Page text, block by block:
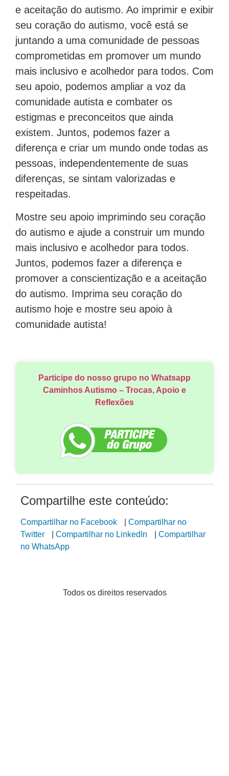
e aceitação do autismo. Ao imprimir e exibir
seu coração do autismo, você está se
juntando a uma comunidade de pessoas
comprometidas em promover um mundo
mais inclusivo e acolhedor para todos. Com
seu apoio, podemos ampliar a voz da
comunidade autista e combater os
estigmas e preconceitos que ainda
existem. Juntos, podemos fazer a
diferença e criar um mundo onde todas as
pessoas, independentemente de suas
diferenças, se sintam valorizadas e
respeitadas.
Mostre seu apoio imprimindo seu coração
do autismo e ajude a construir um mundo
mais inclusivo e acolhedor para todos.
Juntos, podemos fazer a diferença e
promover a conscientização e a aceitação
do autismo. Imprima seu coração do
autismo hoje e mostre seu apoio à
comunidade autista!
Participe do nosso grupo no Whatsapp
Caminhos Autismo – Trocas, Apoio e
Reflexões
Compartilhe este conteúdo:
Compartilhar no Facebook
Compartilhar no
Twitter
Compartilhar no LinkedIn
Compartilhar
no WhatsApp
Todos os direitos reservados